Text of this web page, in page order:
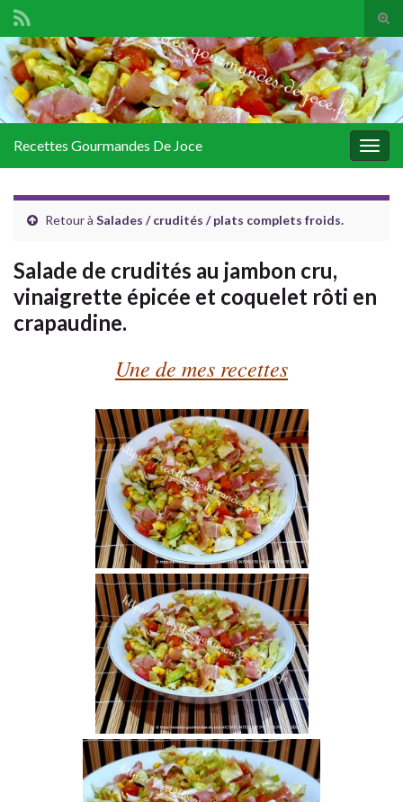
Search for:
Recettes Gourmandes De Joce
Retour à Salades / crudités / plats complets froids.
Salade de crudités au jambon cru,
vinaigrette épicée et coquelet rôti en
crapaudine.
Une de mes recettes